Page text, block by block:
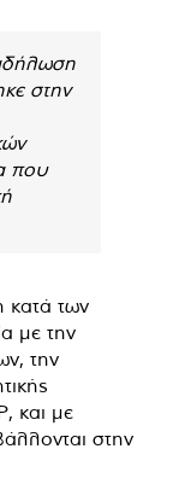
στην
που
κατά των
με την
την
και με
στην